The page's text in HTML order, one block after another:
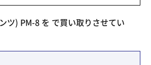
ツ) PM-8 を で買い取りさせてい